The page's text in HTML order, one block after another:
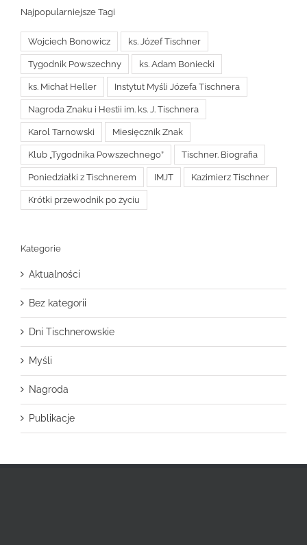
Najpopularniejsze Tagi
Wojciech Bonowicz ks. Józef Tischner
Tygodnik Powszechny ks. Adam Boniecki
ks. Michał Heller Instytut Myśli Józefa Tischnera
Nagroda Znaku i Hestii im. ks. J. Tischnera
Karol Tarnowski Miesięcznik Znak
Klub „Tygodnika Powszechnego” Tischner. Biografia
Poniedziałki z Tischnerem IMJT Kazimierz Tischner
Krótki przewodnik po życiu
Kategorie
Aktualności
Bez kategorii
Dni Tischnerowskie
Myśli
Nagroda
Publikacje